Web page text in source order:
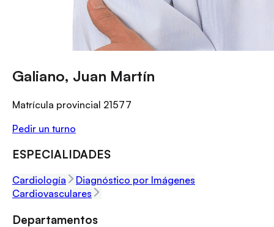
Galiano, Juan Martín
Matrícula provincial 21577
Pedir un turno
ESPECIALIDADES
Cardiología
Diagnóstico por Imágenes
Cardiovasculares
Departamentos